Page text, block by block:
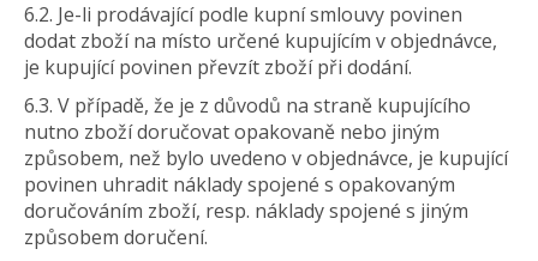
6.2. Je-li prodávající podle kupní smlouvy povinen
dodat zboží na místo určené kupujícím v objednávce,
je kupující povinen převzít zboží při dodání.
6.3. V případě, že je z důvodů na straně kupujícího
nutno zboží doručovat opakovaně nebo jiným
způsobem, než bylo uvedeno v objednávce, je kupující
povinen uhradit náklady spojené s opakovaným
doručováním zboží, resp. náklady spojené s jiným
způsobem doručení.